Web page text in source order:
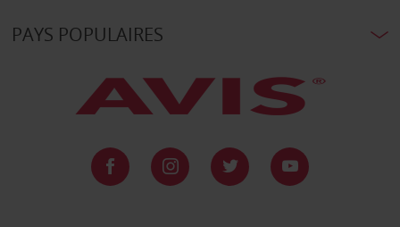
PAYS POPULAIRES